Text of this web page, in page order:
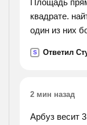
Площадь
квадрате.
один из них
S Ответил
2 мин назад
Арбуз весит